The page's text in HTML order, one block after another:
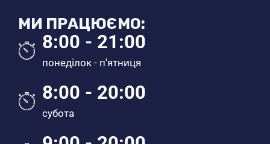
МИ ПРАЦЮЄМО:
8:00 - 21:00
понеділок - п'ятниця
8:00 - 20:00
субота